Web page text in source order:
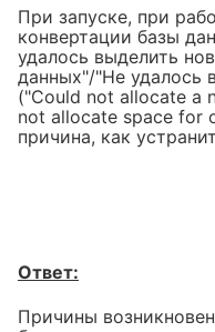
При запуске, при
конвертации базы
удалось выделить
данных"/"Не удалось
("Could not allocate a
not allocate space for
причина, как
Ответ:
Причины